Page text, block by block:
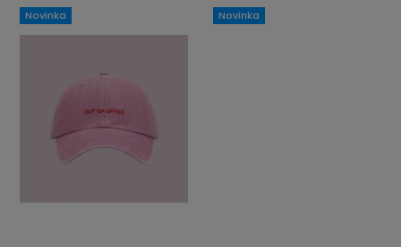
Novinka Novinka